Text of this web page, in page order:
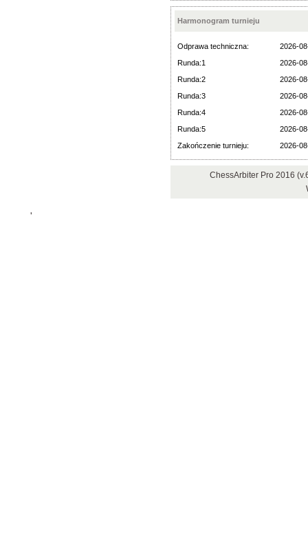
Harmonogram turnieju
Odprawa techniczna:
2026-
Runda:1
2026-
Runda:2
2026-
Runda:3
2026-
Runda:4
2026-
Runda:5
2026-
Zakończenie turnieju:
2026-
ChessArbiter Pro 2016
'